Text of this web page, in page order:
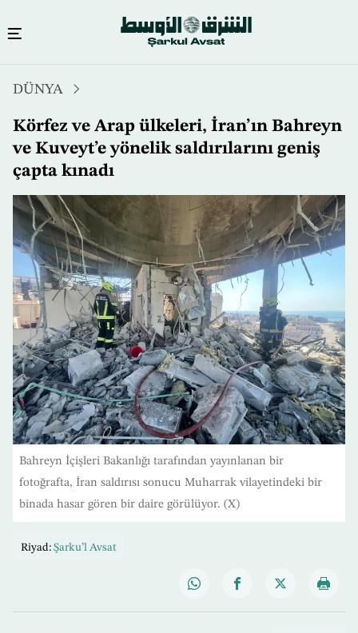
içeriğe
atla
DÜNYA
Körfez ve Arap ülkeleri, İran’ın Bahreyn
ve Kuveyt’e yönelik saldırılarını geniş
çapta kınadı
Bahreyn İçişleri Bakanlığı tarafından yayınlanan bir
fotoğrafta, İran saldırısı sonucu Muharrak vilayetindeki bir
binada hasar gören bir daire görülüyor. (X)
Riyad: Şarku’l Avsat